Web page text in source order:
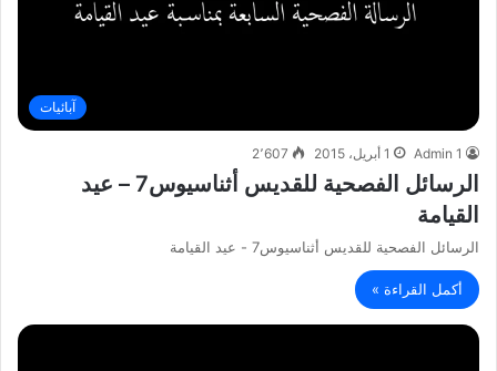
آبائيات
Admin 1 1 أبريل، 2015 2٬607
الرسائل الفصحية للقديس أثناسيوس7 – عيد
القيامة
الرسائل الفصحية للقديس أثناسيوس7 - عيد القيامة
أكمل القراءة »